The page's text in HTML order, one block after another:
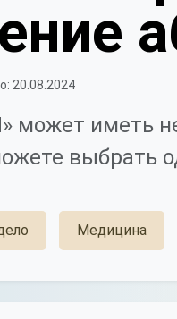
20.08.2024
может иметь
выбрать
Медицина